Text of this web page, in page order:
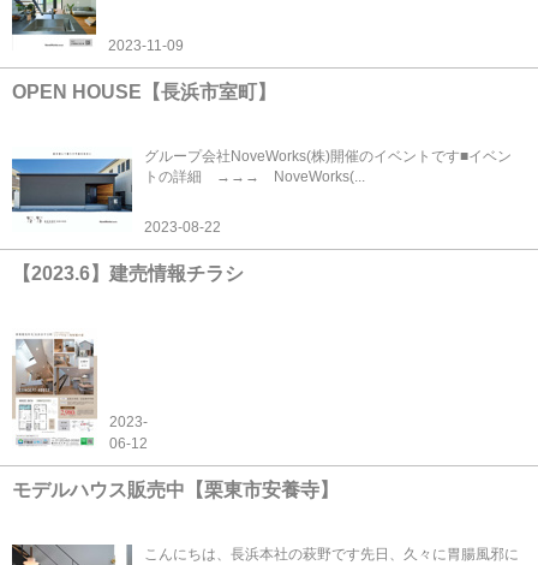
2023-11-09
OPEN HOUSE【長浜市室町】
グループ会社NoveWorks(株)開催のイベントです■イベン
トの詳細 →→→ NoveWorks(...
2023-08-22
【2023.6】建売情報チラシ
2023-
06-12
モデルハウス販売中【栗東市安養寺】
こんにちは、長浜本社の萩野です先日、久々に胃腸風邪に